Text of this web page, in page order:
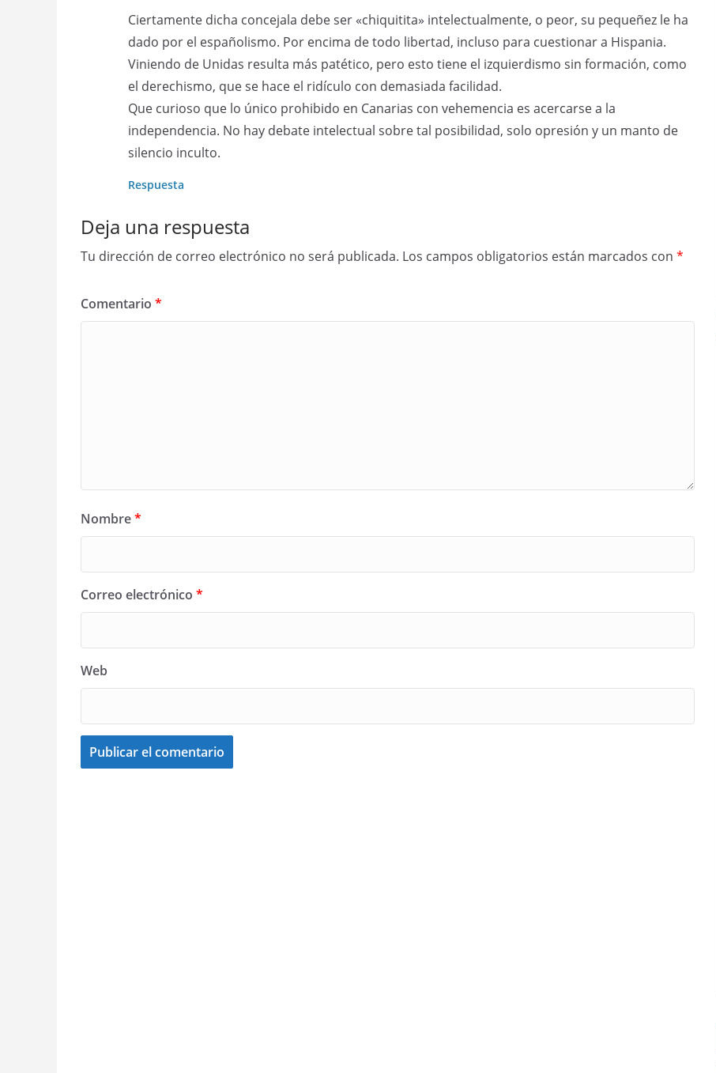
Ciertamente dicha concejala debe ser «chiquitita» intelectualmente, o peor, su pequeñez le ha
dado por el españolismo. Por encima de todo libertad, incluso para cuestionar a Hispania.
Viniendo de Unidas resulta más patético, pero esto tiene el izquierdismo sin formación, como
el derechismo, que se hace el ridículo con demasiada facilidad.
Que curioso que lo único prohibido en Canarias con vehemencia es acercarse a la
independencia. No hay debate intelectual sobre tal posibilidad, solo opresión y un manto de
silencio inculto.
Respuesta
Deja una respuesta
Tu dirección de correo electrónico no será publicada. Los campos obligatorios están marcados con *
Comentario *
Nombre*
Correo electrónico *
Web